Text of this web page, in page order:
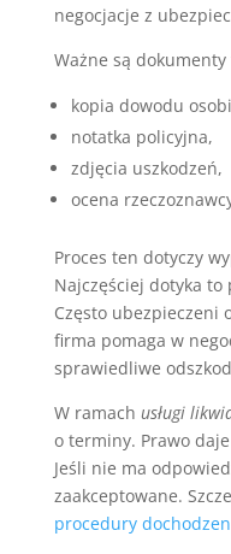
negocjacje z
Ważne są dokumenty
kopia dowodu
notatka policyjna,
zdjęcia uszkodzeń,
ocena
Proces ten dotyczy
Najczęściej dotyka to
Często ubezpieczeni
firma pomaga w
sprawiedliwe
W ramach usługi
o terminy. Prawo
Jeśli nie ma
zaakceptowane.
procedury